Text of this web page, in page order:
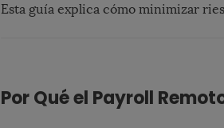
Esta guía explica cómo minimizar
Por Qué el Payroll